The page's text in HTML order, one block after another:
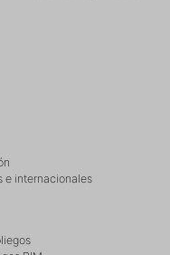
e internacionales